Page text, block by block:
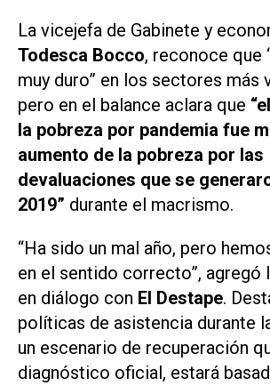
La vicejefa de Gabinete y
Todesca Bocco, reconoce que
muy duro” en los sectores más
pero en el balance aclara que
la pobreza por pandemia fue
aumento de la pobreza por las
devaluaciones que se
2019” durante el macrismo.
“Ha sido un mal año, pero
en el sentido correcto”, agregó
en diálogo con El Destape.
políticas de asistencia durante
un escenario de recuperación
diagnóstico oficial, estará